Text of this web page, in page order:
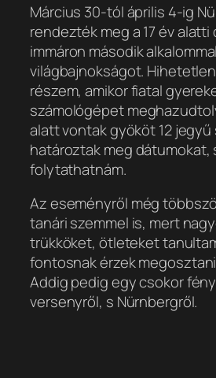
Március 30-tól április 4-ig
rendezték meg a 17 év alatti
immáron második
világbajnokságot.
részem, amikor fiatal
számológépet
alatt vontak gyököt 12 jegyű
határoztak meg dátumokat,
folytathatnám.
Az eseményről még
tanári szemmel is, mert
trükköket, ötleteket
fontosnak érzek
Addig pedig egy csokor
versenyről, s Nürnbergről.